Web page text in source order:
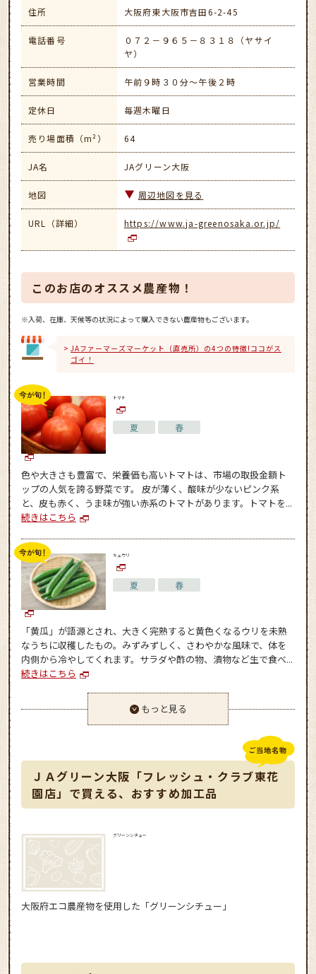
住所 大阪府東大阪市吉田6-2-45
電話番号
０７２－９６５－８３１８（ヤサイ
ヤ）
営業時間 午前９時３０分～午後２時
定休日 毎週木曜日
売り場面積（m²） 64
JA名 JAグリーン大阪
地図 周辺地図を見る
URL（詳細） https://www.ja-greenosaka.or.jp/
このお店のオススメ農産物！
※入荷、在庫、天候等の状況によって購入できない農産物もございます。
JAファーマーズマーケット（直売所）の4つの特徴!ココがス
ゴイ！
トマト
夏 春
色や大きさも豊富で、栄養価も高いトマトは、市場の取扱金額ト
ップの人気を誇る野菜です。 皮が薄く、酸味が少ないピンク系
と、皮も赤く、うま味が強い赤系のトマトがあります。トマトを...
続きはこちら
キュウリ
夏 春
「黄瓜」が語源とされ、大きく完熟すると黄色くなるウリを未熟
なうちに収穫したもの。みずみずしく、さわやかな風味で、体を
内側から冷やしてくれます。サラダや酢の物、漬物など生で食べ...
続きはこちら
もっと見る
ＪＡグリーン大阪「フレッシュ・クラブ東花
園店」で買える、おすすめ加工品
グリーンシチュー
大阪府エコ農産物を使用した「グリーンシチュー」